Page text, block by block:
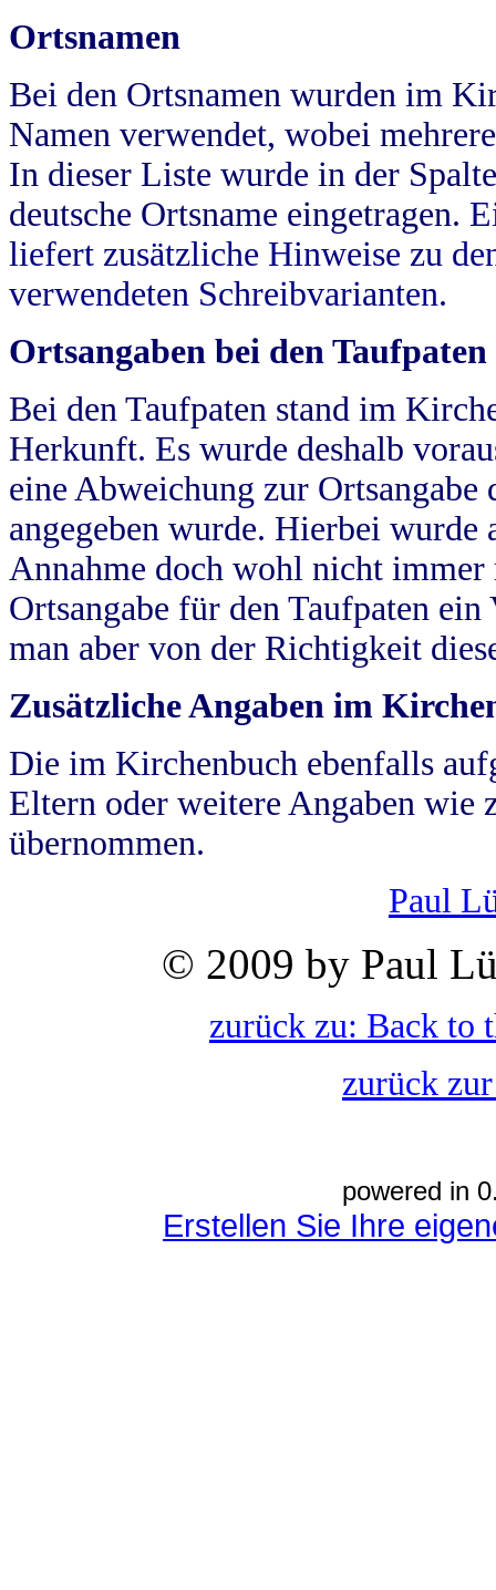
Ortsnamen
Bei den Ortsnamen wurden im
Namen verwendet, wobei
In dieser Liste wurde in der
deutsche Ortsname eingetragen.
liefert zusätzliche Hinweise zu
verwendeten Schreibvarianten.
Ortsangaben bei den Taufpaten
Bei den Taufpaten stand im
Herkunft. Es wurde deshalb
eine Abweichung zur
angegeben wurde. Hierbei wurde
Annahme doch wohl nicht
Ortsangabe für den Taufpaten
man aber von der Richtigkeit
Zusätzliche Angaben im
Die im Kirchenbuch ebenfalls
Eltern oder weitere Angaben wie
übernommen.
Paul
© 2009 by Paul
zurück zu: Back to
zurück
powered in
Erstellen Sie Ihre